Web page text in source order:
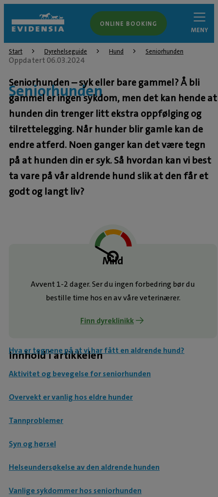
ONLINE BOOKING
MENY
Start Dyrehelseguide Hund Seniorhunden
Seniorhunden
Oppdatert 06.03.2024
Seniorhunden – syk eller bare gammel? Å bli
gammel er ingen sykdom, men det kan hende at
hunden din trenger litt ekstra oppfølging og
tilrettelegging. Når hunder blir gamle kan de
endre atferd. Noen ganger kan det være tegn
på at hunden din er syk. Så hvordan kan vi best
ta vare på vår aldrende hund slik at den får et
godt og langt liv?
Mild
Avvent 1-2 dager. Ser du ingen forbedring bør du
bestille time hos en av våre veterinærer.
Finn dyreklinikk
Innhold i artikkelen
Når er en hund egentlig gammel?
Hva er tegnene på at vi har fått en aldrende hund?
Aktivitet og bevegelse for seniorhunden
Overvekt er vanlig hos eldre hunder
Tannproblemer
Syn og hørsel
Helseundersøkelse av den aldrende hunden
Vanlige sykdommer hos seniorhunden